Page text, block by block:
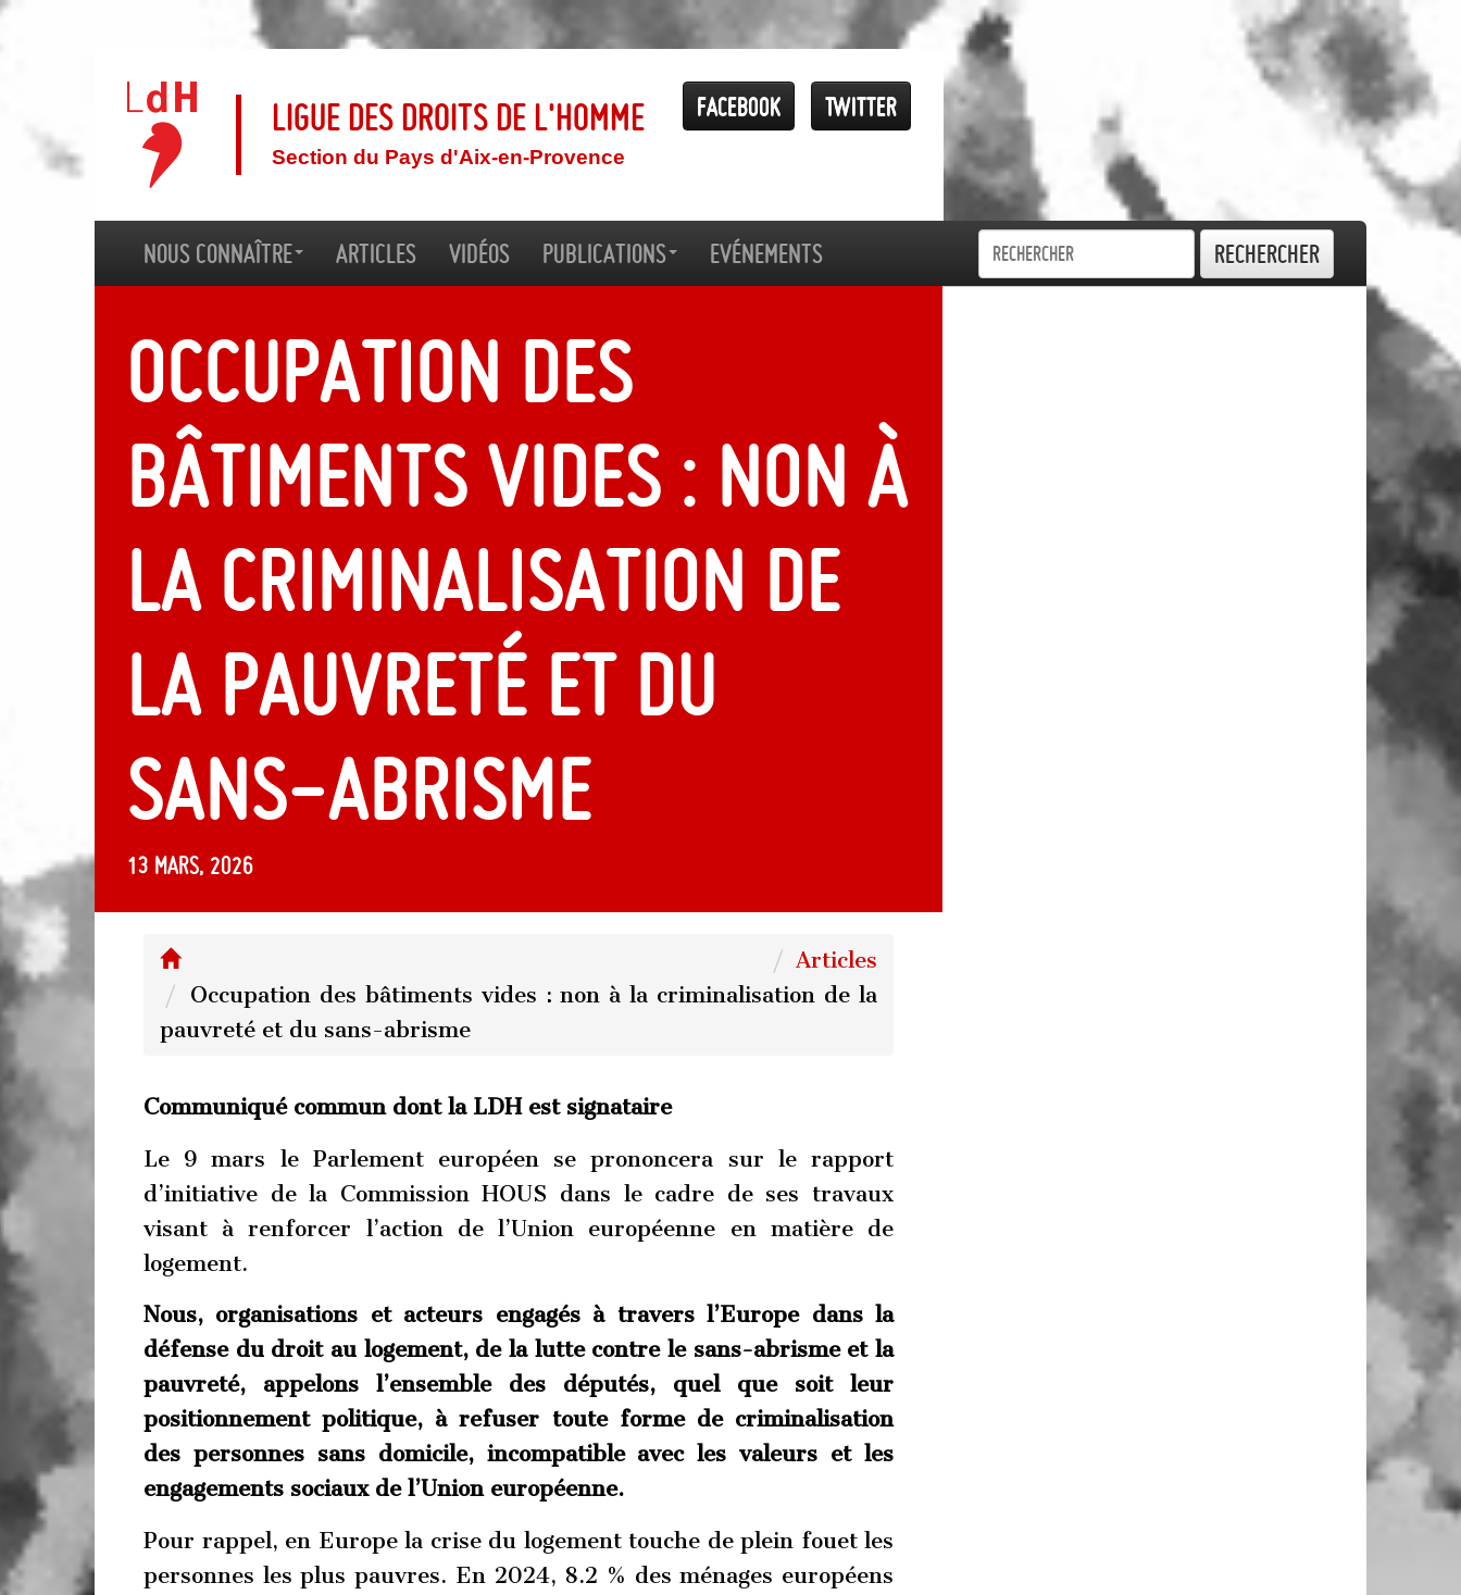
Twitter
Facebook
Ligue des droits de l'Homme
Section du Pays d'Aix-en-Provence
Nous connaître Articles Vidéos Publications Evénements Rechercher
Occupation des
bâtiments vides : non à
la criminalisation de
la pauvreté et du
sans-abrisme
13 mars, 2026
Articles
Occupation des bâtiments vides : non à la criminalisation de la
pauvreté et du sans-abrisme
Communiqué commun dont la LDH est signataire
Le 9 mars le Parlement européen se prononcera sur le rapport
d’initiative de la Commission HOUS dans le cadre de ses travaux
visant à renforcer l’action de l’Union européenne en matière de
logement.
Nous, organisations et acteurs engagés à travers l’Europe dans la
défense du droit au logement, de la lutte contre le sans-abrisme et la
pauvreté, appelons l’ensemble des députés, quel que soit leur
positionnement politique, à refuser toute forme de criminalisation
des personnes sans domicile, incompatible avec les valeurs et les
engagements sociaux de l’Union européenne.
Pour rappel, en Europe la crise du logement touche de plein fouet les
personnes les plus pauvres. En 2024, 8.2 % des ménages européens